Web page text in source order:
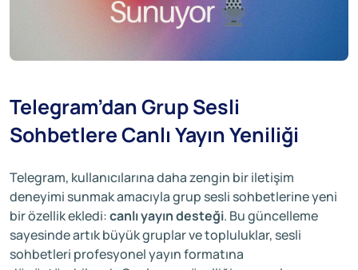
Telegram’dan Grup Sesli
Sohbetlere Canlı Yayın Yeniliği
Telegram, kullanıcılarına daha zengin bir iletişim
deneyimi sunmak amacıyla grup sesli sohbetlerine yeni
bir özellik ekledi:canlı yayın desteği. Bu güncelleme
sayesinde artık büyük gruplar ve topluluklar, sesli
sohbetleri profesyonel yayın formatına